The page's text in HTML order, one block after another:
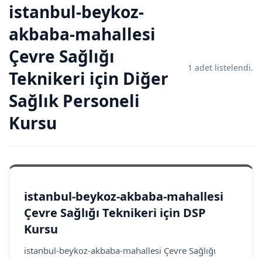
istanbul-beykoz-
akbaba-mahallesi
Çevre Sağlığı
Teknikeri için Diğer
Sağlık Personeli
Kursu
1 adet listelendi.
istanbul-beykoz-akbaba-mahallesi
Çevre Sağlığı Teknikeri için DSP
Kursu
istanbul-beykoz-akbaba-mahallesi Çevre Sağlığı